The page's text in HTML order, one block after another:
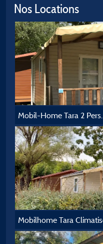
Nos Locations
Mobil-Home Tara 2 Pers.